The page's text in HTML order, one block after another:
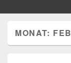
MONAT: